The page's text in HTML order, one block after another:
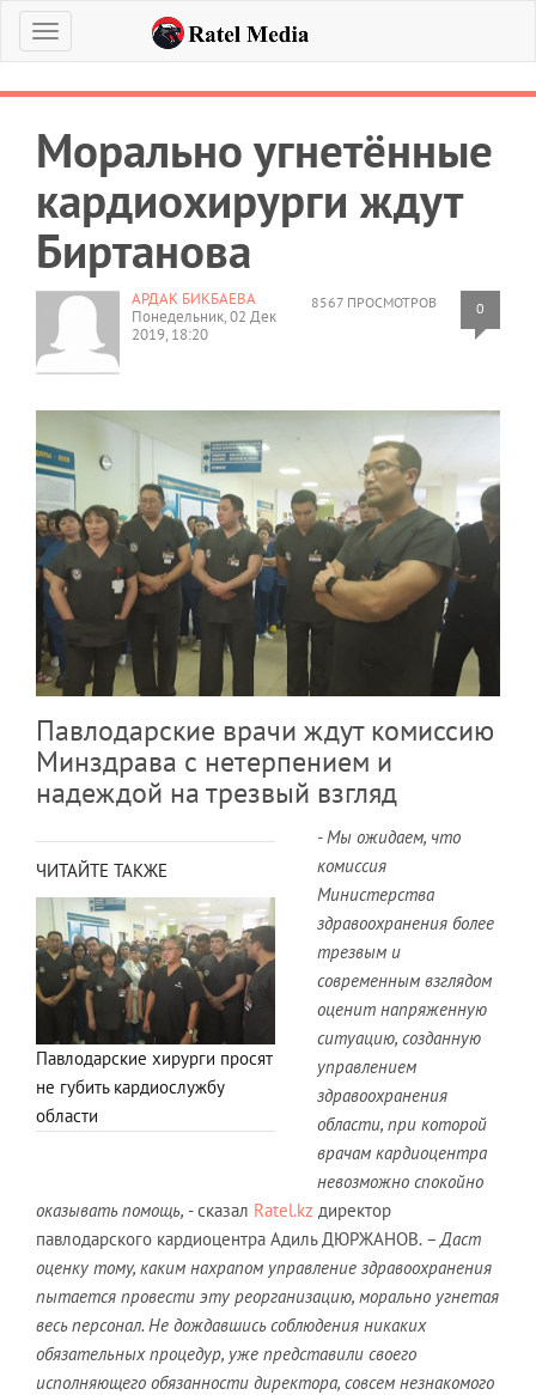
Меню
Морально угнетённые
кардиохирурги ждут
Биртанова
8567 ПРОСМОТРОВ 0
АРДАК БИКБАЕВА
Понедельник, 02 Дек
2019, 18:20
Павлодарские врачи ждут комиссию
Минздрава с нетерпением и
надеждой на трезвый взгляд
ЧИТАЙТЕ ТАКЖЕ
Павлодарские хирурги просят
не губить кардиослужбу
области
- Мы ожидаем, что
комиссия
Министерства
здравоохранения более
трезвым и
современным взглядом
оценит напряженную
ситуацию, созданную
управлением
здравоохранения
области, при которой
врачам кардиоцентра
невозможно спокойно
оказывать помощь, - сказал Ratel.kz директор
павлодарского кардиоцентра Адиль ДЮРЖАНОВ. – Даст
оценку тому, каким нахрапом управление здравоохранения
пытается провести эту реорганизацию, морально угнетая
весь персонал. Не дождавшись соблюдения никаких
обязательных процедур, уже представили своего
исполняющего обязанности директора, совсем незнакомого